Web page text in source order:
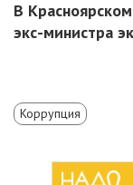
В
экс-министра
Коррупция